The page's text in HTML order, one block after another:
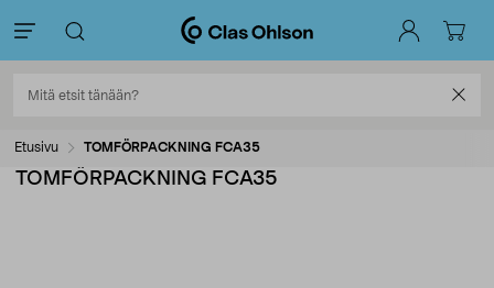
Etusivu TOMFÖRPACKNING FCA35
TOMFÖRPACKNING FCA35